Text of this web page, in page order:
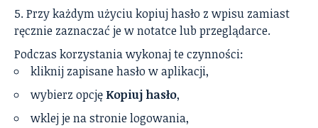
Przy każdym użyciu kopiuj hasło z wpisu zamiast
ręcznie zaznaczać je w notatce lub przeglądarce.
Podczas korzystania wykonaj te czynności:
kliknij zapisane hasło w aplikacji,
wybierz opcję Kopiuj hasło,
wklej je na stronie logowania,